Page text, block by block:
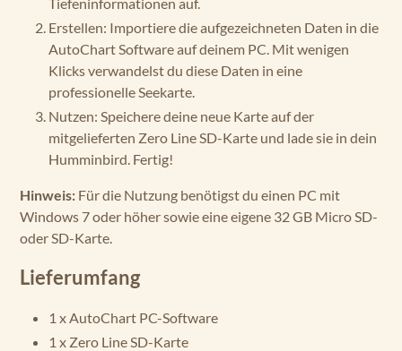
Erstellen: Importiere die aufgezeichneten Daten in die
AutoChart Software auf deinem PC. Mit wenigen
Klicks verwandelst du diese Daten in eine
professionelle Seekarte.
Nutzen: Speichere deine neue Karte auf der
mitgelieferten Zero Line SD-Karte und lade sie in dein
Humminbird. Fertig!
Hinweis: Für die Nutzung benötigst du einen PC mit
Windows 7 oder höher sowie eine eigene 32 GB Micro SD-
oder SD-Karte.
Lieferumfang
1 x AutoChart PC-Software
1 x Zero Line SD-Karte